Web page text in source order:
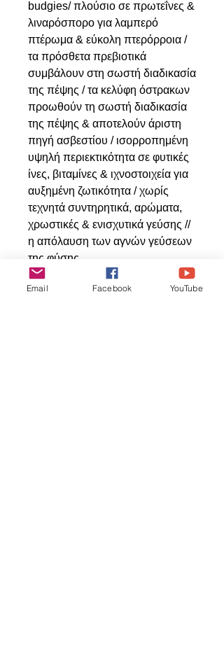
budgies/ πλούσιο σε πρωτεΐνες &
λιναρόσπορο για λαμπερό
πτέρωμα & εύκολη πτερόρροια /
τα πρόσθετα πρεβιοτικά
συμβάλουν στη σωστή διαδικασία
της πέψης / τα κελύφη όστρακων
προωθούν τη σωστή διαδικασία
της πέψης & αποτελούν άριστη
πηγή ασβεστίου / ισορροπημένη
υψηλή περιεκτικότητα σε φυτικές
ίνες, βιταμίνες & ιχνοστοιχεία για
αυξημένη ζωτικότητα / χωρίς
τεχνητά συντηρητικά, αρώματα,
χρωστικές & ενισχυτικά γεύσης //
η απόλαυση των αγνών γεύσεων
της φύσης
Συστατικά: μεγάλη ποικιλία
σπόρων , λινάρι, μήλο, σπόροι
Email Facebook YouTube